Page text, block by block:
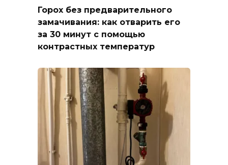
Горох без предварительного
замачивания: как отварить его
за 30 минут с помощью
контрастных температур